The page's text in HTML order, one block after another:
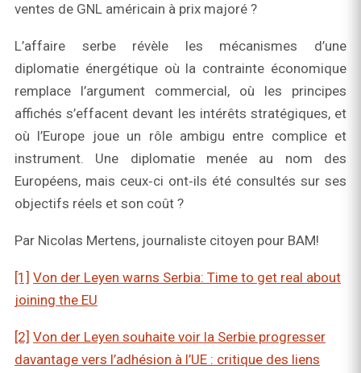
ventes de GNL américain à prix majoré ?
L’affaire serbe révèle les mécanismes d’une
diplomatie énergétique où la contrainte économique
remplace l’argument commercial, où les principes
affichés s’effacent devant les intérêts stratégiques, et
où l’Europe joue un rôle ambigu entre complice et
instrument. Une diplomatie menée au nom des
Européens, mais ceux‑ci ont‑ils été consultés sur ses
objectifs réels et son coût ?
Par Nicolas Mertens, journaliste citoyen pour BAM!
[1] Von der Leyen warns Serbia: Time to get real about
joining the EU
[2] Von der Leyen souhaite voir la Serbie progresser
davantage vers l’adhésion à l’UE : critique des liens